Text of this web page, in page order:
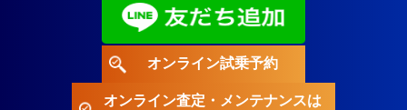
オンライン試乗予約
オンライン査定・メンテナンスは